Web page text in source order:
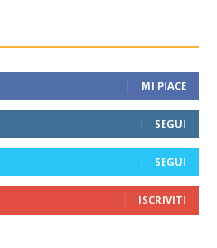
MI PIACE
SEGUI
SEGUI
ISCRIVITI